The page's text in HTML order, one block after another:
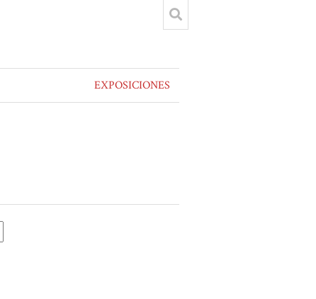
EXPOSICIONES